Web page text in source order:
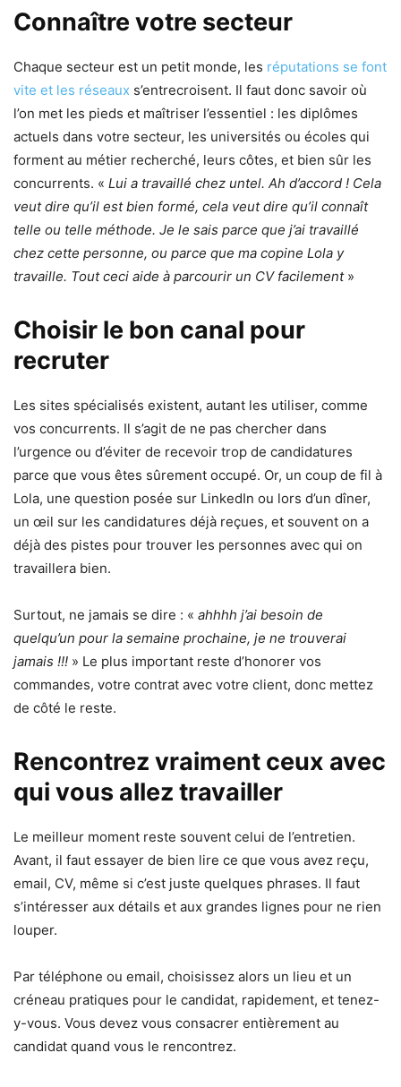
Connaître votre secteur
Chaque secteur est un petit monde, les réputations se font
vite et les réseaux s’entrecroisent. Il faut donc savoir où
l’on met les pieds et maîtriser l’essentiel : les diplômes
actuels dans votre secteur, les universités ou écoles qui
forment au métier recherché, leurs côtes, et bien sûr les
concurrents. « Lui a travaillé chez untel. Ah d’accord ! Cela
veut dire qu’il est bien formé, cela veut dire qu’il connaît
telle ou telle méthode. Je le sais parce que j’ai travaillé
chez cette personne, ou parce que ma copine Lola y
travaille. Tout ceci aide à parcourir un CV facilement»
Choisir le bon canal pour
recruter
Les sites spécialisés existent, autant les utiliser, comme
vos concurrents. Il s’agit de ne pas chercher dans
l’urgence ou d’éviter de recevoir trop de candidatures
parce que vous êtes sûrement occupé. Or, un coup de fil à
Lola, une question posée sur LinkedIn ou lors d’un dîner,
un œil sur les candidatures déjà reçues, et souvent on a
déjà des pistes pour trouver les personnes avec qui on
travaillera bien.
Surtout, ne jamais se dire : « ahhhh j’ai besoin de
quelqu’un pour la semaine prochaine, je ne trouverai
jamais !!! » Le plus important reste d’honorer vos
commandes, votre contrat avec votre client, donc mettez
de côté le reste.
Rencontrez vraiment ceux avec
qui vous allez travailler
Le meilleur moment reste souvent celui de l’entretien.
Avant, il faut essayer de bien lire ce que vous avez reçu,
email, CV, même si c’est juste quelques phrases. Il faut
s’intéresser aux détails et aux grandes lignes pour ne rien
louper.
Par téléphone ou email, choisissez alors un lieu et un
créneau pratiques pour le candidat, rapidement, et tenez-
y-vous. Vous devez vous consacrer entièrement au
candidat quand vous le rencontrez.